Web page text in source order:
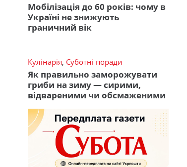
Мобілізація до 60 років: чому в
Україні не знижують
граничний вік
Кулінарія, Суботні поради
Як правильно заморожувати
гриби на зиму — сирими,
відвареними чи обсмаженими